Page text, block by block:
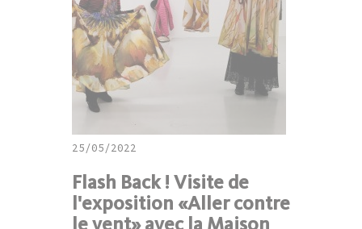
25/05/2022
Flash Back ! Visite de
l'exposition «Aller contre
le vent» avec la Maison